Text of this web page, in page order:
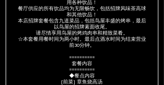
用各种饮品！
餐厅供应的所有饮品均为无限畅饮，包括招牌风味茶高球
和其他饮品！
本店招牌套餐包含九道菜品，包括鸟屋丰盛的烤串，最后
以鸟屋的招牌素面收尾。
请尽情享用鸟屋的烤鸡肉串和精致菜肴。
☆本套餐用餐时间为两小时。最后点酒水时间为结束营业
前30分钟。
==========
套餐内容
==========
◆餐点内容
[前菜] 章鱼烧高汤